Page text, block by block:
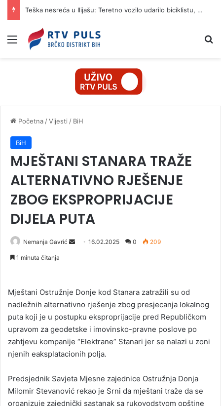
Teška nesreća u Ilijašu: Teretno vozilo udarilo biciklistu, 75-godišnjak zadržan u bolnici
Izbornik
Početna /Vijesti / BiH
BiH
MJEŠTANI STANARA TRAŽE
ALTERNATIVNO RJEŠENJE
ZBOG EKSPROPRIJACIJE
DIJELA PUTA
Nemanja Gavrić
a
16.02.2025 0 209
1 minuta čitanja
Mještani Ostružnje Donje kod Stanara zatražili su od
nadležnih alternativno rješenje zbog presjecanja lokalnog
puta koji je u postupku eksproprijacije pred Republičkom
upravom za geodetske i imovinsko-pravne poslove po
zahtjevu kompanije “Elektrane” Stanari jer se nalazi u zoni
njenih eaksplatacionih polja.
Predsjednik Savjeta Mjesne zajednice Ostružnja Donja
Milomir Stevanović rekao je Srni da mještani traže da se
organizuje zajednički sastanak sa rukovodstvom opštine